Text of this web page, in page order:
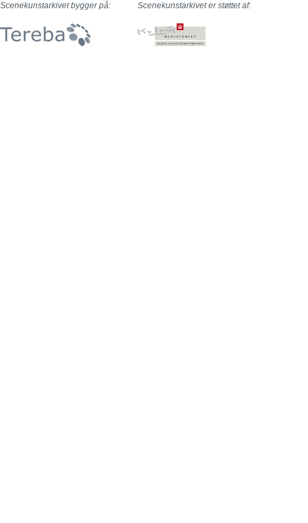
Scenekunstarkivet bygger på: Scenekunstarkivet er støttet af: